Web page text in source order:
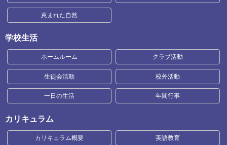
恵まれた自然
学校生活
ホームルーム クラブ活動
生徒会活動 校外活動
一日の生活 年間行事
カリキュラム
カリキュラム概要 英語教育